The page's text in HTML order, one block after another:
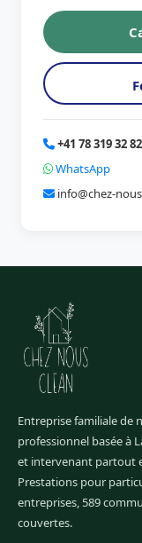
+41 78 319 32 82
WhatsApp
info@chez-
Entreprise familiale de
professionnel basée à
et intervenant partout
Prestations pour
entreprises, 589
couvertes.